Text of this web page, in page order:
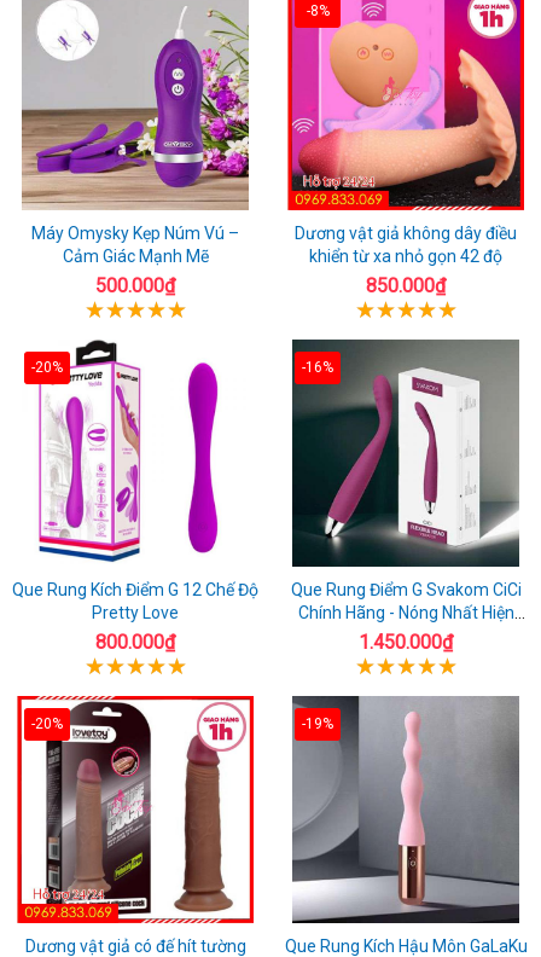
Máy Omysky Kẹp Núm Vú –
Cảm Giác Mạnh Mẽ
500.000₫
-8%
Dương vật giả không dây điều
khiển từ xa nhỏ gọn 42 độ
850.000₫
-20%
Que Rung Kích Điểm G 12 Chế Độ
Pretty Love
800.000₫
-16%
Que Rung Điểm G Svakom CiCi
Chính Hãng - Nóng Nhất Hiện
Nay
1.450.000₫
-20%
Dương vật giả có đế hít tường
-19%
Que Rung Kích Hậu Môn GaLaKu